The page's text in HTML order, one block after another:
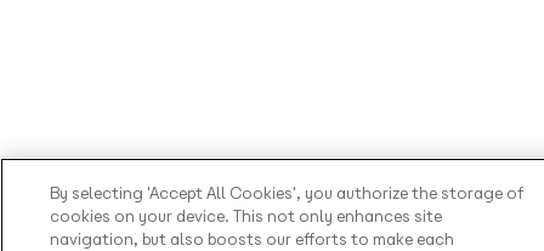
By selecting 'Accept All Cookies', you authorize the storage of
cookies on your device. This not only enhances site
navigation, but also boosts our efforts to make each